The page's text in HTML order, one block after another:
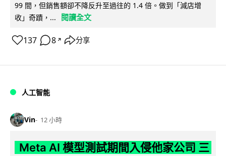
99 間，但銷售額卻不降反升至過往的 1.4 倍。做到「減店增
收」奇蹟，...
閱讀全文
137 8 ↗ 分享
人工智能
Vin 12 小時
Meta AI 模型測試期間入侵他家公司 三